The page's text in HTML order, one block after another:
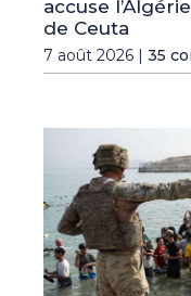
accuse
de Ceuta
7 août 2026 | 35